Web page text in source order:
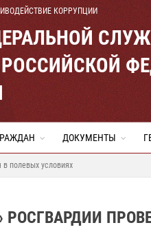
КОРРУПЦИИ
ДОКУМЕНТЫ
в полевых условиях